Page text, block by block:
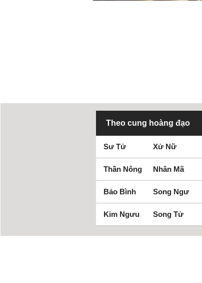
Theo cung hoàng đạo
Sư Tử Xử Nữ
Thần Nông Nhân Mã
Bảo Bình Song Ngư
Kim Ngưu Song Tử